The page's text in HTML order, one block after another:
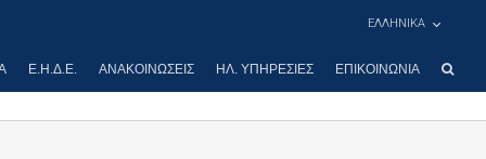
ΕΛΛΗΝΙΚΑ
Ε.Η.Δ.Ε. ΑΝΑΚΟΙΝΏΣΕΙΣ ΗΛ. ΥΠΗΡΕΣΊΕΣ ΕΠΙΚΟΙΝΩΝΊΑ